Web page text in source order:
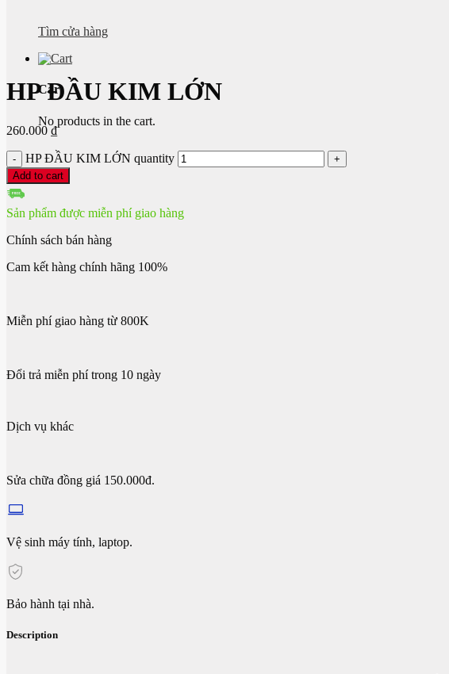
Tìm cửa hàng
Cart
No products in the cart.
HP ĐẦU KIM LỚN
260.000 ₫
HP ĐẦU KIM LỚN quantity
Add to cart
Sản phẩm được miễn phí giao hàng
Chính sách bán hàng
Cam kết hàng chính hãng 100%
Miễn phí giao hàng từ 800K
Đổi trả miễn phí trong 10 ngày
Dịch vụ khác
Sửa chữa đồng giá 150.000đ.
Vệ sinh máy tính, laptop.
Bảo hành tại nhà.
Description